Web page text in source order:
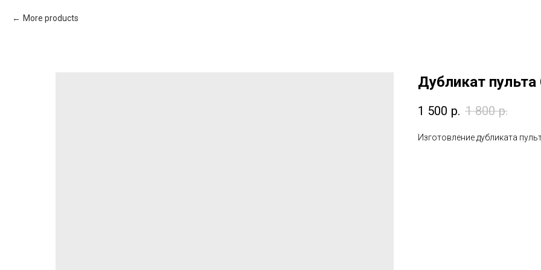
More products
Дубликат пульта
1 500 р. 1 800 р.
Изготовление дубликата